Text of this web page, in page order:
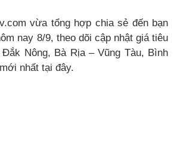
vừa tổng hợp chia sẻ đến bạn
nay 8/9, theo dõi cập nhật giá tiêu
Nông, Bà Rịa – Vũng Tàu, Bình
nhất tại đây.